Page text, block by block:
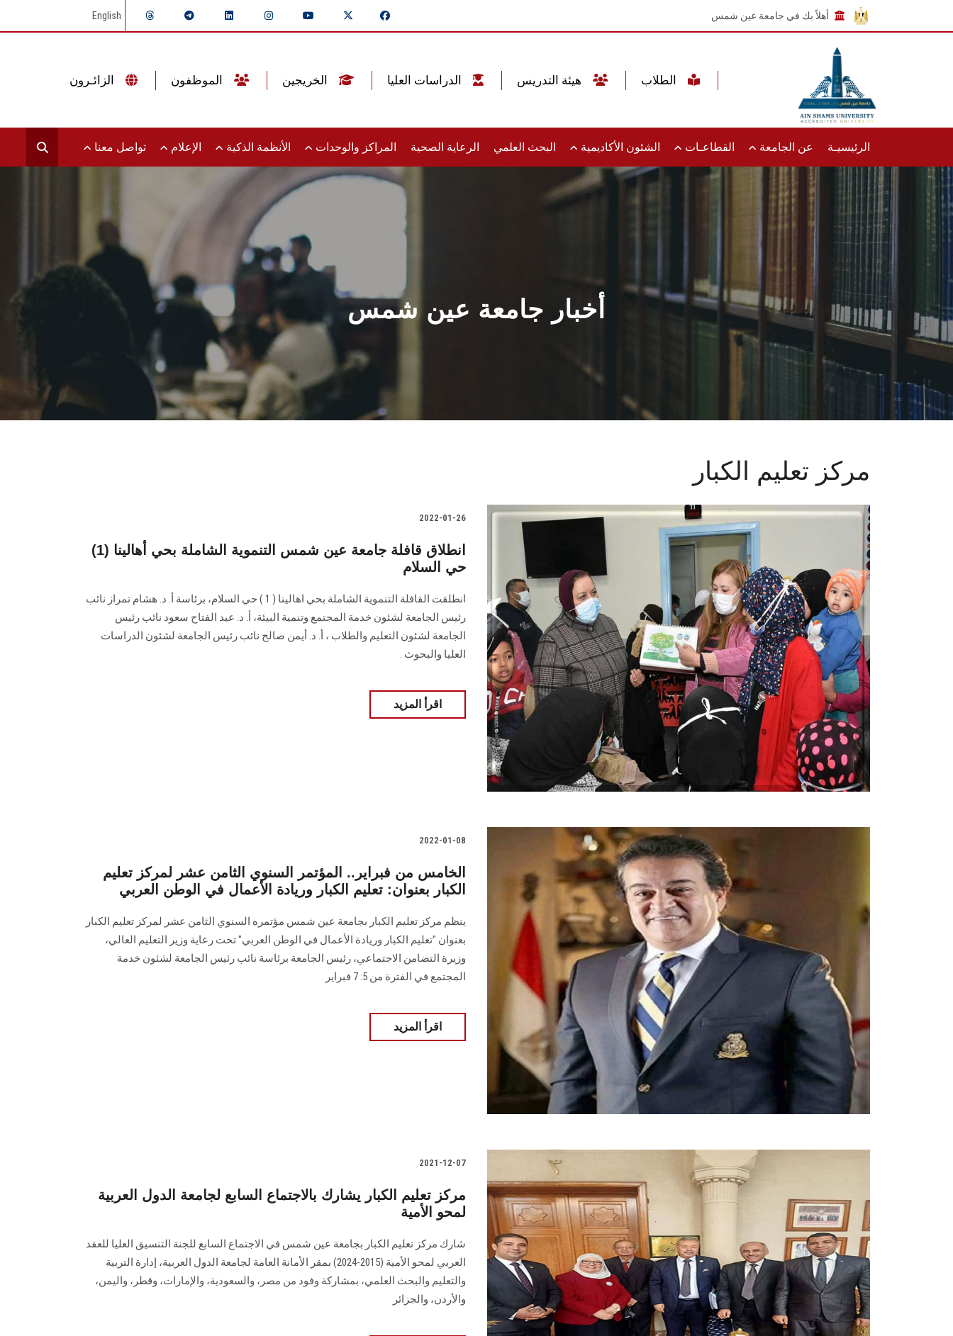
أهلاً بك في جامعة عين شمس English
الرئيسيـة عن الجامعة القطاعـات الشئون الأكاديمية البحث العلمي الرعاية الصحية المراكز والوحدات الأنظمة الذكية الإعلام تواصل معنا
أخبار جامعة عين شمس
مركز تعليم الكبار
2022-01-26
انطلاق قافلة جامعة عين شمس التنموية الشاملة بحي أهالينا (1)
حي السلام
انطلقت القافلة التنموية الشاملة بحي اهالينا ( 1 ) حي السلام، برئاسة أ. د. هشام تمراز نائب
رئيس الجامعة لشئون خدمة المجتمع وتنمية البيئة، أ. د. عبد الفتاح سعود نائب رئيس
الجامعة لشئون التعليم والطلاب ، أ. د. أيمن صالح نائب رئيس الجامعة لشئون الدراسات
العليا والبحوث .
اقرأ المزيد
2022-01-08
الخامس من فبراير.. المؤتمر السنوي الثامن عشر لمركز تعليم
الكبار بعنوان: تعليم الكبار وريادة الأعمال في الوطن العربي
ينظم مركز تعليم الكبار بجامعة عين شمس مؤتمره السنوي الثامن عشر لمركز تعليم الكبار
بعنوان "تعليم الكبار وريادة الأعمال في الوطن العربي" تحت رعاية وزير التعليم العالي،
وزيرة التضامن الاجتماعي، رئيس الجامعة برئاسة نائب رئيس الجامعة لشئون خدمة
المجتمع في الفترة من 5: 7 فبراير
اقرأ المزيد
2021-12-07
مركز تعليم الكبار يشارك بالاجتماع السابع لجامعة الدول العربية
لمحو الأمية
شارك مركز تعليم الكبار بجامعة عين شمس في الاجتماع السابع للجنة التنسيق العليا للعقد
العربي لمحو الأمية (2015-2024) بمقر الأمانة العامة لجامعة الدول العربية، إدارة التربية
والتعليم والبحث العلمي، بمشاركة وفود من مصر، والسعودية، والإمارات، وقطر، واليمن،
والأردن، والجزائر